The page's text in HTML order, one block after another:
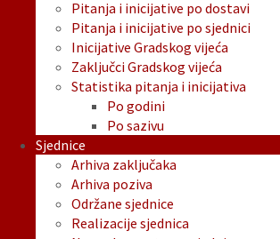
Pitanja i inicijative po dostavi
Pitanja i inicijative po sjednici
Inicijative Gradskog vijeća
Zaključci Gradskog vijeća
Statistika pitanja i inicijativa
Po godini
Po sazivu
Sjednice
Arhiva zaključaka
Arhiva poziva
Održane sjednice
Realizacije sjednica